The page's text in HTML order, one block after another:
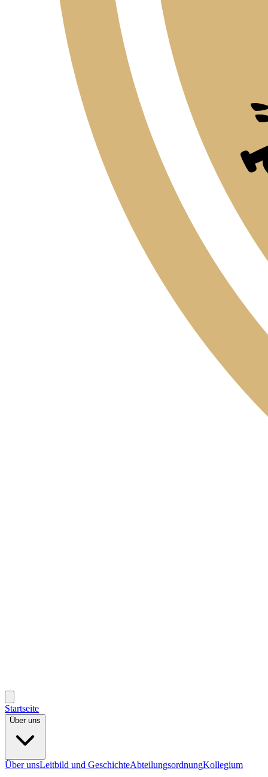
Startseite
Über uns
Über unsLeitbild und GeschichteAbteilungsordnungKollegium